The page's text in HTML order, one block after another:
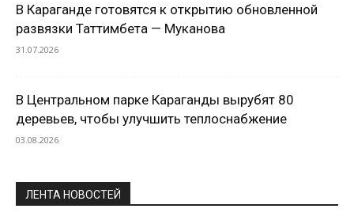
В Караганде готовятся к открытию обновленной
развязки Таттимбета — Муканова
31.07.2026
В Центральном парке Караганды вырубят 80
деревьев, чтобы улучшить теплоснабжение
03.08.2026
ЛЕНТА НОВОСТЕЙ